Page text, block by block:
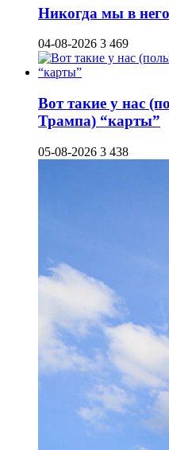
Никогда мы в
04-08-2026 3 469
Вот такие у нас
Трампа) “карты”
05-08-2026 3 438